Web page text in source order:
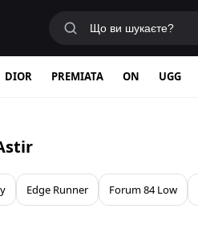
DIOR PREMIATA ON UGG
Edge Runner Forum 84 Low